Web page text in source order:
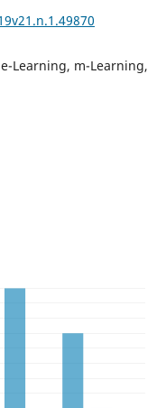
Learning, m-Learning,